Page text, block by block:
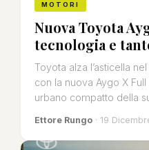
MOTORI
Nuova Toyota
tecnologia e
Toyota alza l’asticella
con la nuova Aygo X
urbano compatto della
Ettore Rungo · 19